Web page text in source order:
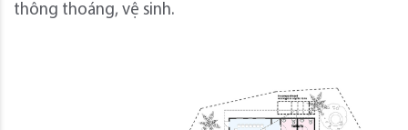
thông thoáng, vệ sinh.